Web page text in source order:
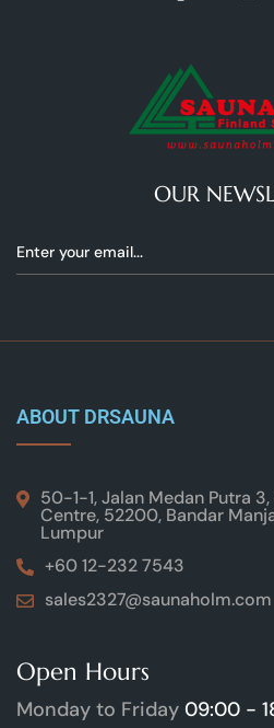
OUR
ABOUT DRSAUNA
50-1-1, Jalan Medan Putra
Centre, 52200, Bandar
Lumpur
+60 12-232 7543
sales2327@saunaholm.com
Open Hours
Monday to Friday 09:00 -